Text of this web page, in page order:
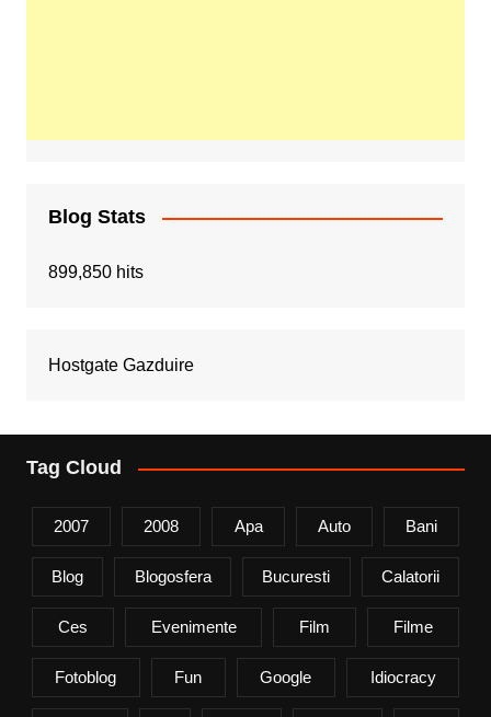
Blog Stats
899,850 hits
Hostgate Gazduire
Tag Cloud
2007 2008 Apa Auto Bani
Blog Blogosfera Bucuresti Calatorii
Ces Evenimente Film Filme
Fotoblog Fun Google Idiocracy